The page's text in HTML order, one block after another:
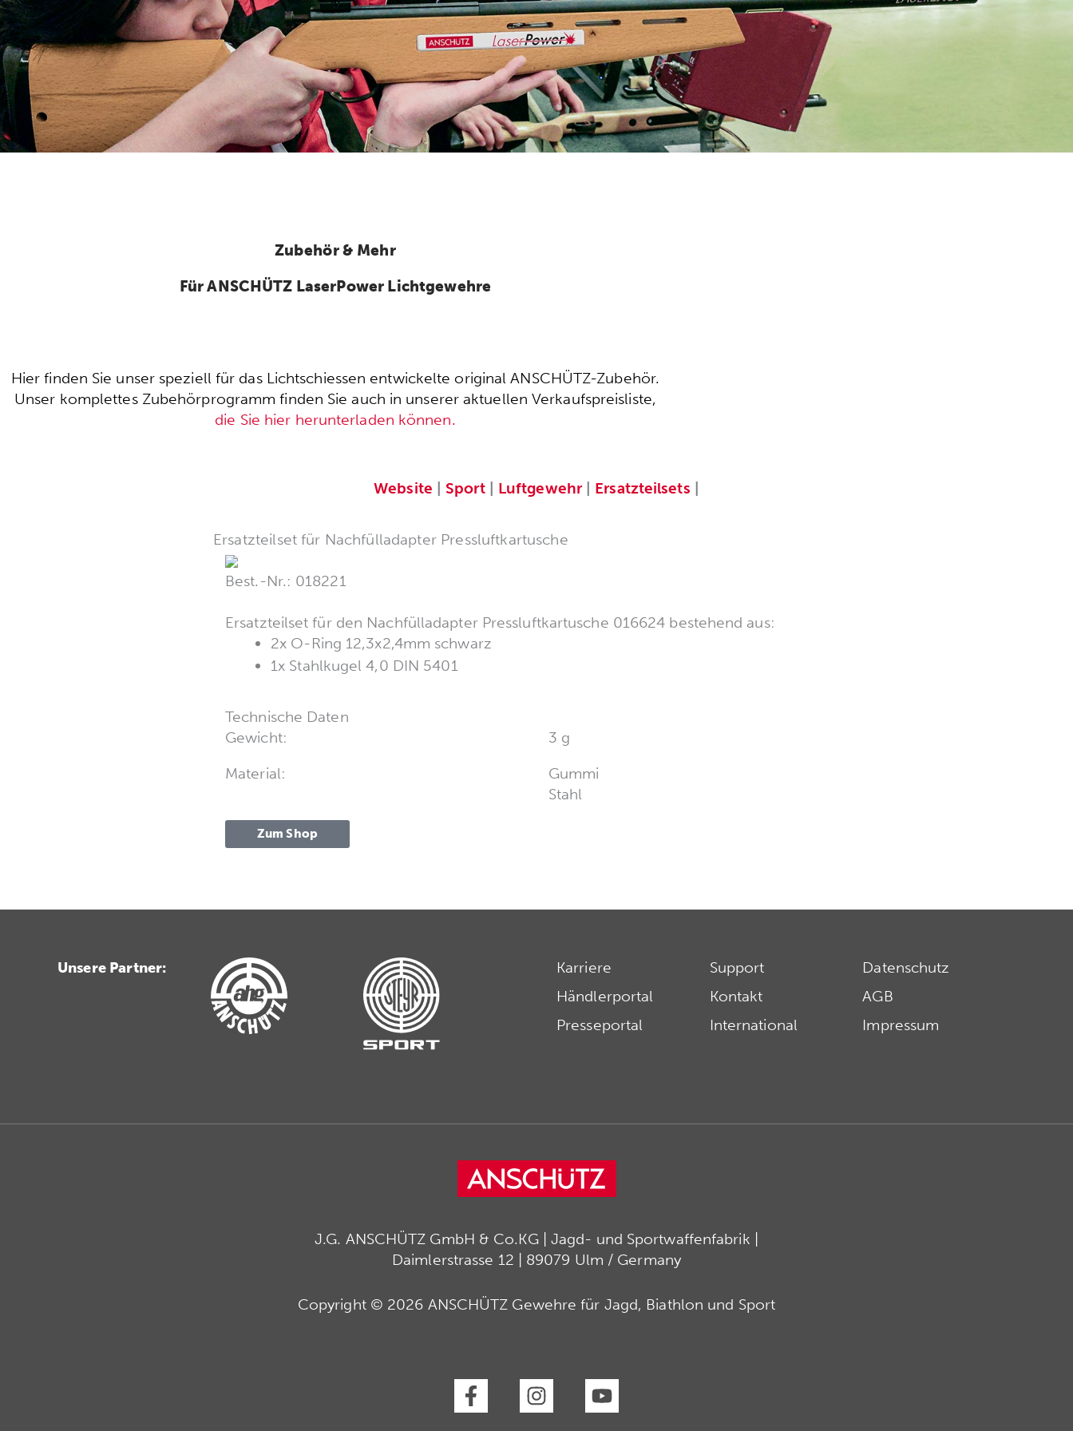
Zubehör & Mehr
Für ANSCHÜTZ LaserPower Lichtgewehre
Hier finden Sie unser speziell für das Lichtschiessen entwickelte original ANSCHÜTZ-Zubehör.
Unser komplettes Zubehörprogramm finden Sie auch in unserer aktuellen Verkaufspreisliste,
die Sie hier herunterladen können.
Website |Sport| Luftgewehr| Ersatzteilsets
Ersatzteilset für Nachfülladapter Pressluftkartusche
Best.-Nr.: 018221
Ersatzteilset für den Nachfülladapter Pressluftkartusche 016624 bestehend aus:
2x O-Ring 12,3x2,4mm schwarz
1x Stahlkugel 4,0 DIN 5401
Technische Daten
Gewicht:
3 g
Material:
Gummi
Stahl
Zum Shop
Unsere Partner:
Karriere
Händlerportal
Presseportal
Support
Kontakt
International
Datenschutz
AGB
Impressum
J.G. ANSCHÜTZ GmbH & Co.KG | Jagd- und Sportwaffenfabrik |
Daimlerstrasse 12 | 89079 Ulm / Germany
Copyright © 2026 ANSCHÜTZ Gewehre für Jagd, Biathlon und Sport